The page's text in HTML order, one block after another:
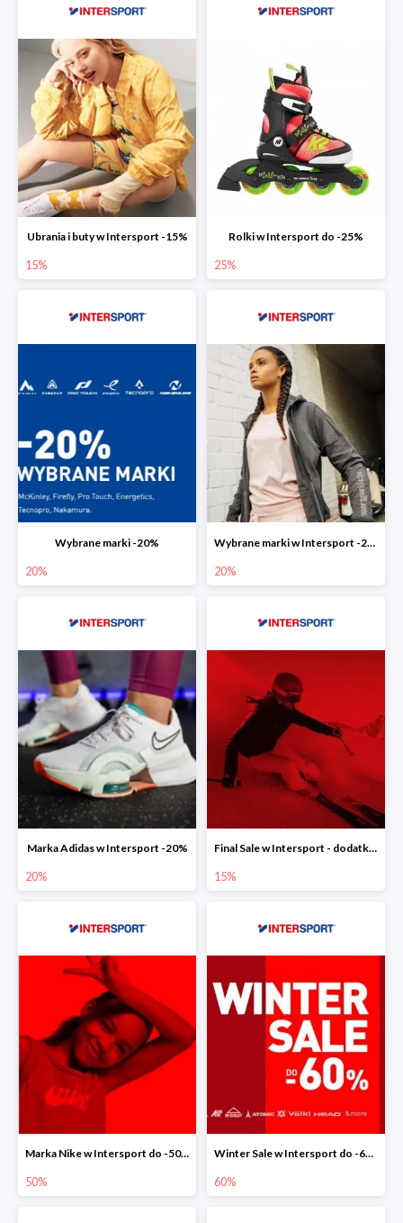
Ubrania i buty w Intersport -15%
15%
Rolki w Intersport do -25%
25%
Wybrane marki -20%
20%
Wybrane marki w Intersport -20%
20%
Marka Adidas w Intersport -20%
20%
Final Sale w Intersport - dodatkowe -15% rabatu
15%
Marka Nike w Intersport do -50%
50%
Winter Sale w Intersport do -60%
60%